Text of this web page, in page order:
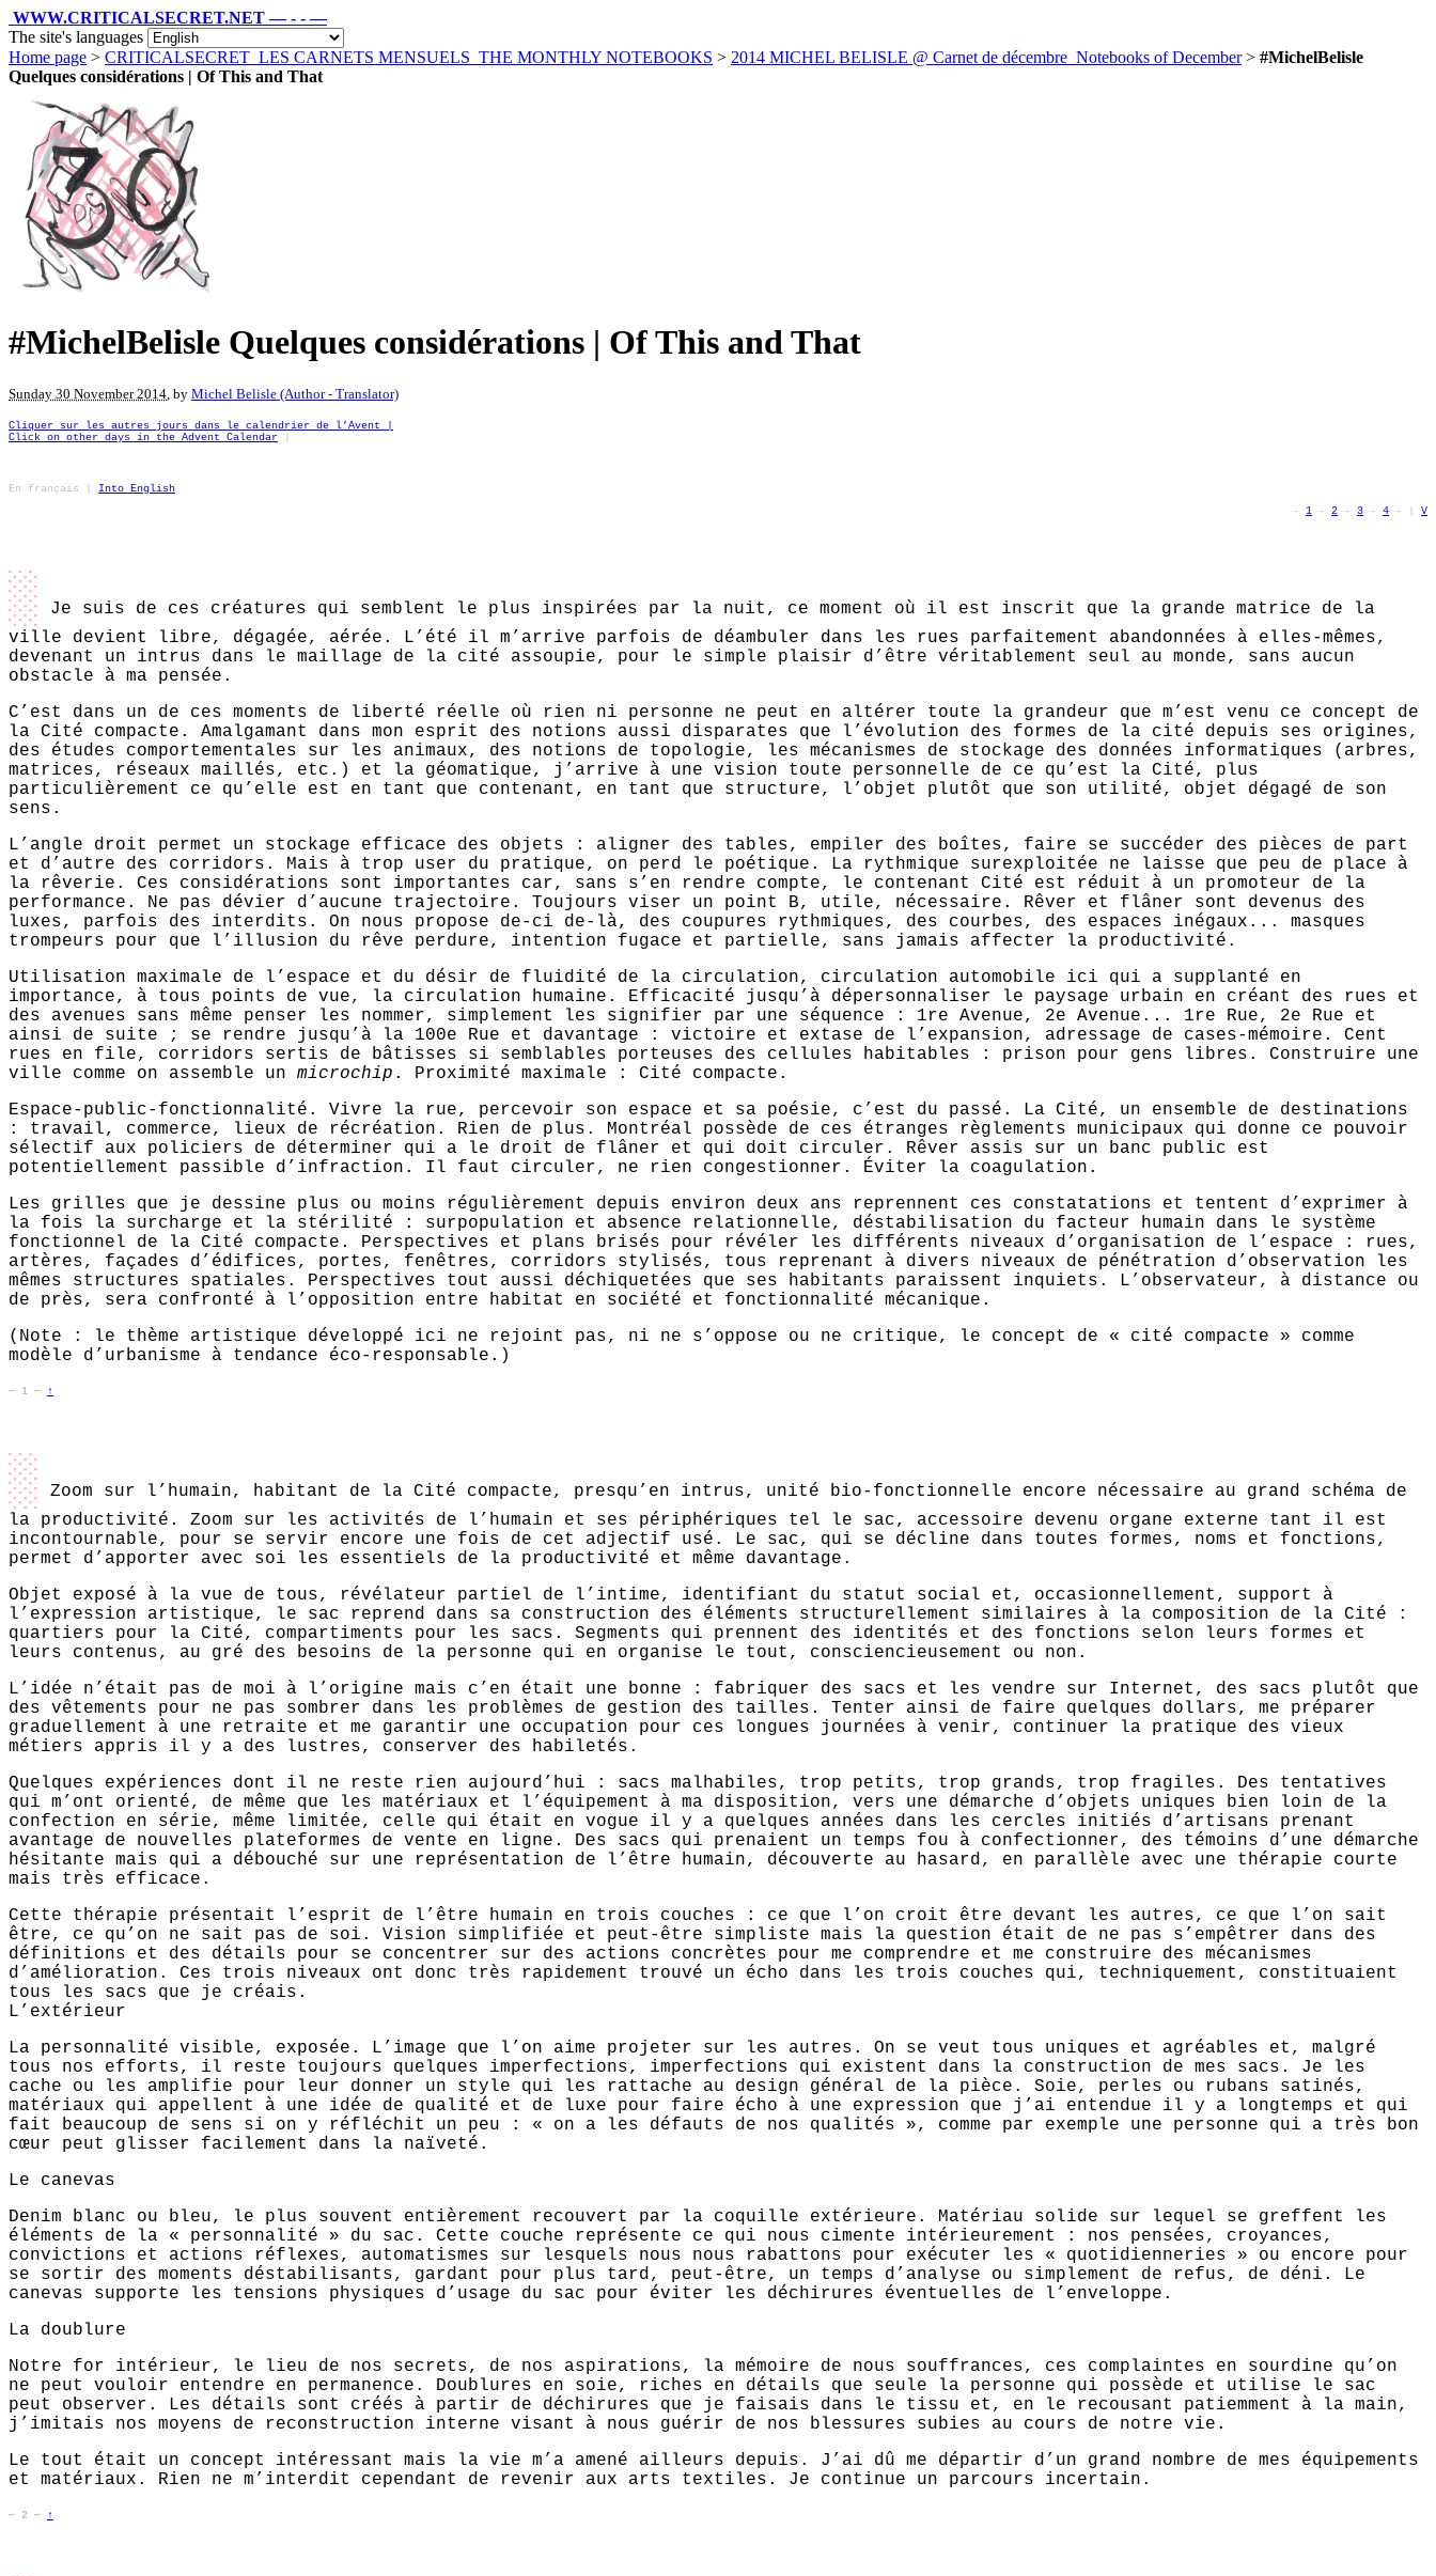
WWW.CRITICALSECRET.NET — - - —
The site's languages
Home page > CRITICALSECRET_LES CARNETS MENSUELS_THE MONTHLY NOTEBOOKS > 2014 MICHEL BELISLE @ Carnet de décembre_Notebooks of December> #MichelBelisle
Quelques considérations | Of This and That
#MichelBelisle Quelques considérations | Of This and That
Sunday 30 November 2014 , by Michel Belisle (Author - Translator)
Cliquer sur les autres jours dans le calendrier de l’Avent |
Click on other days in the Advent Calendar
En français
Into English
- 1 - 2 - 3 - 4 - | V
░
Je suis de ces créatures qui semblent le plus inspirées par la nuit, ce moment où il est inscrit que la grande matrice de la
ville devient libre, dégagée, aérée. L’été il m’arrive parfois de déambuler dans les rues parfaitement abandonnées à elles-mêmes,
devenant un intrus dans le maillage de la cité assoupie, pour le simple plaisir d’être véritablement seul au monde, sans aucun
obstacle à ma pensée.
C’est dans un de ces moments de liberté réelle où rien ni personne ne peut en altérer toute la grandeur que m’est venu ce concept de
la Cité compacte. Amalgamant dans mon esprit des notions aussi disparates que l’évolution des formes de la cité depuis ses origines,
des études comportementales sur les animaux, des notions de topologie, les mécanismes de stockage des données informatiques (arbres,
matrices, réseaux maillés, etc.) et la géomatique, j’arrive à une vision toute personnelle de ce qu’est la Cité, plus
particulièrement ce qu’elle est en tant que contenant, en tant que structure, l’objet plutôt que son utilité, objet dégagé de son
sens.
L’angle droit permet un stockage efficace des objets : aligner des tables, empiler des boîtes, faire se succéder des pièces de part
et d’autre des corridors. Mais à trop user du pratique, on perd le poétique. La rythmique surexploitée ne laisse que peu de place à
la rêverie. Ces considérations sont importantes car, sans s’en rendre compte, le contenant Cité est réduit à un promoteur de la
performance. Ne pas dévier d’aucune trajectoire. Toujours viser un point B, utile, nécessaire. Rêver et flâner sont devenus des
luxes, parfois des interdits. On nous propose de-ci de-là, des coupures rythmiques, des courbes, des espaces inégaux... masques
trompeurs pour que l’illusion du rêve perdure, intention fugace et partielle, sans jamais affecter la productivité.
Utilisation maximale de l’espace et du désir de fluidité de la circulation, circulation automobile ici qui a supplanté en
importance, à tous points de vue, la circulation humaine. Efficacité jusqu’à dépersonnaliser le paysage urbain en créant des rues et
des avenues sans même penser les nommer, simplement les signifier par une séquence : 1re Avenue, 2e Avenue... 1re Rue, 2e Rue et
ainsi de suite ; se rendre jusqu’à la 100e Rue et davantage : victoire et extase de l’expansion, adressage de cases-mémoire. Cent
rues en file, corridors sertis de bâtisses si semblables porteuses des cellules habitables : prison pour gens libres. Construire une
ville comme on assemble un microchip . Proximité maximale : Cité compacte.
Espace-public-fonctionnalité. Vivre la rue, percevoir son espace et sa poésie, c’est du passé. La Cité, un ensemble de destinations
: travail, commerce, lieux de récréation. Rien de plus. Montréal possède de ces étranges règlements municipaux qui donne ce pouvoir
sélectif aux policiers de déterminer qui a le droit de flâner et qui doit circuler. Rêver assis sur un banc public est
potentiellement passible d’infraction. Il faut circuler, ne rien congestionner. Éviter la coagulation.
Les grilles que je dessine plus ou moins régulièrement depuis environ deux ans reprennent ces constatations et tentent d’exprimer à
la fois la surcharge et la stérilité : surpopulation et absence relationnelle, déstabilisation du facteur humain dans le système
fonctionnel de la Cité compacte. Perspectives et plans brisés pour révéler les différents niveaux d’organisation de l’espace : rues,
artères, façades d’édifices, portes, fenêtres, corridors stylisés, tous reprenant à divers niveaux de pénétration d’observation les
mêmes structures spatiales. Perspectives tout aussi déchiquetées que ses habitants paraissent inquiets. L’observateur, à distance ou
de près, sera confronté à l’opposition entre habitat en société et fonctionnalité mécanique.
(Note : le thème artistique développé ici ne rejoint pas, ni ne s’oppose ou ne critique, le concept de « cité compacte » comme
modèle d’urbanisme à tendance éco-responsable.)
— 1 — ↑
░
Zoom sur l’humain, habitant de la Cité compacte, presqu’en intrus, unité bio-fonctionnelle encore nécessaire au grand schéma de
la productivité. Zoom sur les activités de l’humain et ses périphériques tel le sac, accessoire devenu organe externe tant il est
incontournable, pour se servir encore une fois de cet adjectif usé. Le sac, qui se décline dans toutes formes, noms et fonctions,
permet d’apporter avec soi les essentiels de la productivité et même davantage.
Objet exposé à la vue de tous, révélateur partiel de l’intime, identifiant du statut social et, occasionnellement, support à
l’expression artistique, le sac reprend dans sa construction des éléments structurellement similaires à la composition de la Cité :
quartiers pour la Cité, compartiments pour les sacs. Segments qui prennent des identités et des fonctions selon leurs formes et
leurs contenus, au gré des besoins de la personne qui en organise le tout, consciencieusement ou non.
L’idée n’était pas de moi à l’origine mais c’en était une bonne : fabriquer des sacs et les vendre sur Internet, des sacs plutôt que
des vêtements pour ne pas sombrer dans les problèmes de gestion des tailles. Tenter ainsi de faire quelques dollars, me préparer
graduellement à une retraite et me garantir une occupation pour ces longues journées à venir, continuer la pratique des vieux
métiers appris il y a des lustres, conserver des habiletés.
Quelques expériences dont il ne reste rien aujourd’hui : sacs malhabiles, trop petits, trop grands, trop fragiles. Des tentatives
qui m’ont orienté, de même que les matériaux et l’équipement à ma disposition, vers une démarche d’objets uniques bien loin de la
confection en série, même limitée, celle qui était en vogue il y a quelques années dans les cercles initiés d’artisans prenant
avantage de nouvelles plateformes de vente en ligne. Des sacs qui prenaient un temps fou à confectionner, des témoins d’une démarche
hésitante mais qui a débouché sur une représentation de l’être humain, découverte au hasard, en parallèle avec une thérapie courte
mais très efficace.
Cette thérapie présentait l’esprit de l’être humain en trois couches : ce que l’on croit être devant les autres, ce que l’on sait
être, ce qu’on ne sait pas de soi. Vision simplifiée et peut-être simpliste mais la question était de ne pas s’empêtrer dans des
définitions et des détails pour se concentrer sur des actions concrètes pour me comprendre et me construire des mécanismes
d’amélioration. Ces trois niveaux ont donc très rapidement trouvé un écho dans les trois couches qui, techniquement, constituaient
tous les sacs que je créais.
L’extérieur
La personnalité visible, exposée. L’image que l’on aime projeter sur les autres. On se veut tous uniques et agréables et, malgré
tous nos efforts, il reste toujours quelques imperfections, imperfections qui existent dans la construction de mes sacs. Je les
cache ou les amplifie pour leur donner un style qui les rattache au design général de la pièce. Soie, perles ou rubans satinés,
matériaux qui appellent à une idée de qualité et de luxe pour faire écho à une expression que j’ai entendue il y a longtemps et qui
fait beaucoup de sens si on y réfléchit un peu : « on a les défauts de nos qualités », comme par exemple une personne qui a très bon
cœur peut glisser facilement dans la naïveté.
Le canevas
Denim blanc ou bleu, le plus souvent entièrement recouvert par la coquille extérieure. Matériau solide sur lequel se greffent les
éléments de la « personnalité » du sac. Cette couche représente ce qui nous cimente intérieurement : nos pensées, croyances,
convictions et actions réflexes, automatismes sur lesquels nous nous rabattons pour exécuter les « quotidienneries » ou encore pour
se sortir des moments déstabilisants, gardant pour plus tard, peut-être, un temps d’analyse ou simplement de refus, de déni. Le
canevas supporte les tensions physiques d’usage du sac pour éviter les déchirures éventuelles de l’enveloppe.
La doublure
Notre for intérieur, le lieu de nos secrets, de nos aspirations, la mémoire de nous souffrances, ces complaintes en sourdine qu’on
ne peut vouloir entendre en permanence. Doublures en soie, riches en détails que seule la personne qui possède et utilise le sac
peut observer. Les détails sont créés à partir de déchirures que je faisais dans le tissu et, en le recousant patiemment à la main,
j’imitais nos moyens de reconstruction interne visant à nous guérir de nos blessures subies au cours de notre vie.
Le tout était un concept intéressant mais la vie m’a amené ailleurs depuis. J’ai dû me départir d’un grand nombre de mes équipements
et matériaux. Rien ne m’interdit cependant de revenir aux arts textiles. Je continue un parcours incertain.
— 2 — ↑